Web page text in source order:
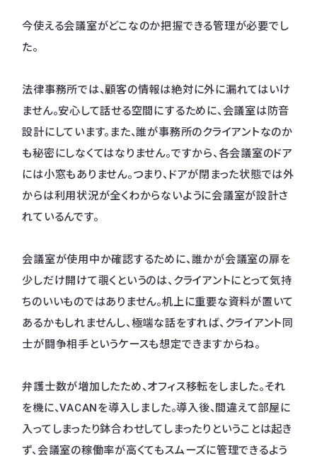
今使える会議室がどこなのか把握できる管理が必要でし
た。
法律事務所では、顧客の情報は絶対に外に漏れてはいけ
ません。安心して話せる空間にするために、会議室は防音
設計にしています。また、誰が事務所のクライアントなのか
も秘密にしなくてはなりません。ですから、各会議室のドア
には小窓もありません。つまり、ドアが閉まった状態では外
からは利用状況が全くわからないように会議室が設計さ
れているんです。
会議室が使用中か確認するために、誰かが会議室の扉を
少しだけ開けて覗くというのは、クライアントにとって気持
ちのいいものではありません。机上に重要な資料が置いて
あるかもしれませんし、極端な話をすれば、クライアント同
士が闘争相手というケースも想定できますからね。
弁護士数が増加したため、オフィス移転をしました。それ
を機に、VACANを導入しました。導入後、間違えて部屋に
入ってしまったり鉢合わせしてしまったりということは起き
ず、会議室の稼働率が高くてもスムーズに管理できるよう